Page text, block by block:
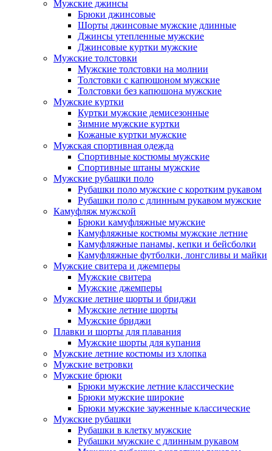
Мужские джинсы
Брюки джинсовые
Шорты джинсовые мужские длинные
Джинсы утепленные мужские
Джинсовые куртки мужские
Мужские толстовки
Мужские толстовки на молнии
Толстовки с капюшоном мужские
Толстовки без капюшона мужские
Мужские куртки
Куртки мужские демисезонные
Зимние мужские куртки
Кожаные куртки мужские
Мужская спортивная одежда
Спортивные костюмы мужские
Спортивные штаны мужские
Мужские рубашки поло
Рубашки поло мужские с коротким рукавом
Рубашки поло с длинным рукавом мужские
Камуфляж мужской
Брюки камуфляжные мужские
Камуфляжные костюмы мужские летние
Камуфляжные панамы, кепки и бейсболки
Камуфляжные футболки, лонгсливы и майки
Мужские свитера и джемперы
Мужские свитера
Мужские джемперы
Мужские летние шорты и бриджи
Мужские летние шорты
Мужские бриджи
Плавки и шорты для плавания
Мужские шорты для купания
Мужские летние костюмы из хлопка
Мужские ветровки
Мужские брюки
Брюки мужские летние классические
Брюки мужские широкие
Брюки мужские зауженные классические
Мужские рубашки
Рубашки в клетку мужские
Рубашки мужские с длинным рукавом